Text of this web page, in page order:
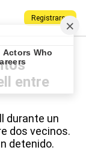
Registrarse
entre
durante un
dos vecinos.
detenido.